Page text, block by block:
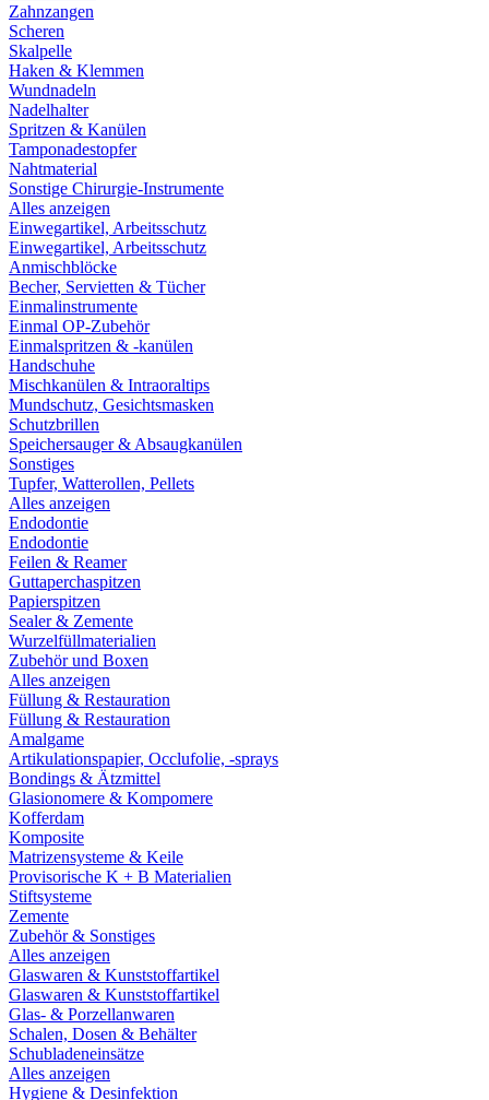
Zahnzangen
Scheren
Skalpelle
Haken & Klemmen
Wundnadeln
Nadelhalter
Spritzen & Kanülen
Tamponadestopfer
Nahtmaterial
Sonstige Chirurgie-Instrumente
Alles anzeigen
Einwegartikel, Arbeitsschutz
Einwegartikel, Arbeitsschutz
Anmischblöcke
Becher, Servietten & Tücher
Einmalinstrumente
Einmal OP-Zubehör
Einmalspritzen & -kanülen
Handschuhe
Mischkanülen & Intraoraltips
Mundschutz, Gesichtsmasken
Schutzbrillen
Speichersauger & Absaugkanülen
Sonstiges
Tupfer, Watterollen, Pellets
Alles anzeigen
Endodontie
Endodontie
Feilen & Reamer
Guttaperchaspitzen
Papierspitzen
Sealer & Zemente
Wurzelfüllmaterialien
Zubehör und Boxen
Alles anzeigen
Füllung & Restauration
Füllung & Restauration
Amalgame
Artikulationspapier, Occlufolie, -sprays
Bondings & Ätzmittel
Glasionomere & Kompomere
Kofferdam
Komposite
Matrizensysteme & Keile
Provisorische K + B Materialien
Stiftsysteme
Zemente
Zubehör & Sonstiges
Alles anzeigen
Glaswaren & Kunststoffartikel
Glaswaren & Kunststoffartikel
Glas- & Porzellanwaren
Schalen, Dosen & Behälter
Schubladeneinsätze
Alles anzeigen
Hygiene & Desinfektion